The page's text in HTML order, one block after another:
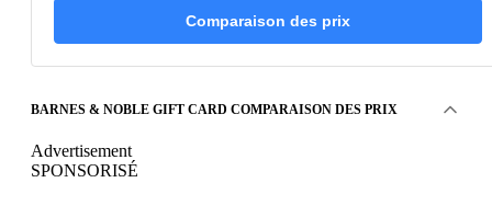
Comparaison des prix
BARNES & NOBLE GIFT CARD COMPARAISON DES PRIX
Advertisement
SPONSORISÉ